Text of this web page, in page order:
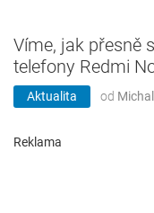
Víme, jak přesně
telefony Redmi
Aktualita od
Reklama